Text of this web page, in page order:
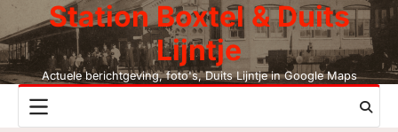
Skip
to
content
Station Boxtel & Duits
Lijntje
Actuele berichtgeving, foto's, Duits Lijntje in Google Maps